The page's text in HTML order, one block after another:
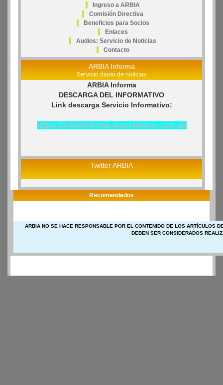
Ingreso a ARBIA
Comisión Directiva
Beneficios para Socios
Enlaces
Audios: Servicio de Noticias
Contacto
ARBIA Informa
Servicio diario de noticias
ARBIA Informa
DESCARGA DEL INFORMATIVO
Link descarga Servicio Informativo:
https://arbiainforma.lacorameco.com.ar/
Twitter ARBIA
Recomendados
ARBIA NO SE HACE RESPONSABLE POR EL CONTENIDO DE LOS ARTÍCULOS
DEBEN SER CONSIDERADOS